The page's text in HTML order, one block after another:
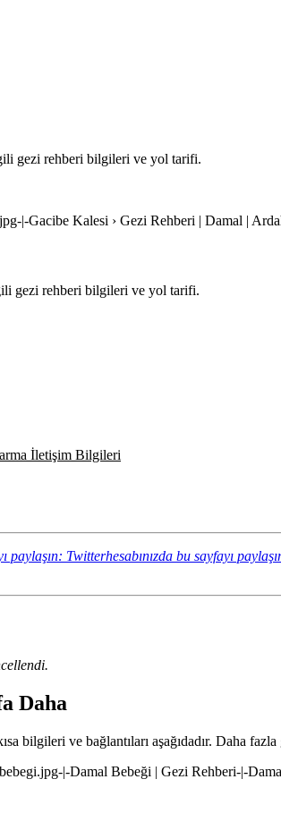
gezi rehberi bilgileri ve yol tarifi.
|-Gacibe Kalesi › Gezi Rehberi | Damal |
gezi rehberi bilgileri ve yol tarifi.
İletişim Bilgileri
paylaşın: Twitterhesabınızda bu sayfayı
Daha
bilgileri ve bağlantıları aşağıdadır. Daha
|-Damal Bebeği | Gezi Rehberi-|-